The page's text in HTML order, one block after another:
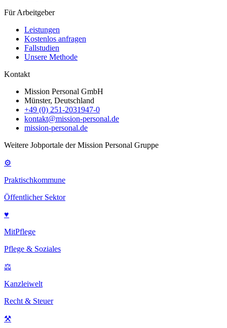
Für Arbeitgeber
Leistungen
Kostenlos anfragen
Fallstudien
Unsere Methode
Kontakt
Mission Personal GmbH
Münster, Deutschland
+49 (0) 251-2031947-0
kontakt@mission-personal.de
mission-personal.de
Weitere Jobportale der Mission Personal Gruppe
⚙
Praktischkommune
Öffentlicher Sektor
♥
MitPflege
Pflege & Soziales
⚖
Kanzleiwelt
Recht & Steuer
⚒